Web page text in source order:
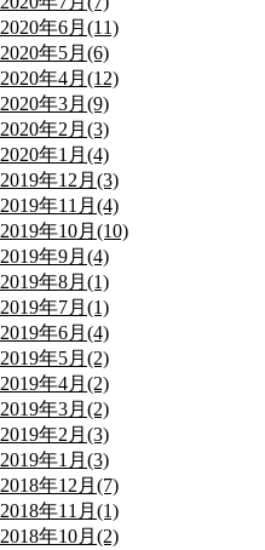
2020年6月(11)
2020年5月(6)
2020年4月(12)
2020年3月(9)
2020年2月(3)
2020年1月(4)
2019年12月(3)
2019年11月(4)
2019年10月(10)
2019年9月(4)
2019年8月(1)
2019年7月(1)
2019年6月(4)
2019年5月(2)
2019年4月(2)
2019年3月(2)
2019年2月(3)
2019年1月(3)
2018年12月(7)
2018年11月(1)
2018年10月(2)